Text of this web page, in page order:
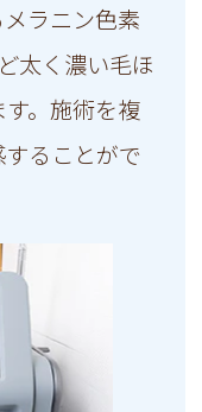
ラニン色素
太く濃い毛ほ
。施術を複
ることがで